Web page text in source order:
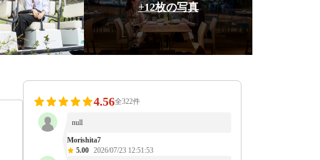
+12枚の写真
4.56全322件
null
Morishita7
5.00 2026/07/23 12:51:53